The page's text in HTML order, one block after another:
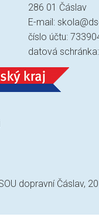
286 01 Čáslav
E-mail:
číslo účtu:
datová
dopravní Čáslav,